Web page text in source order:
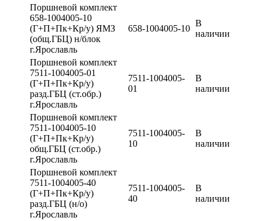
Поршневой комплект
658-1004005-10
(Г+П+Пк+Кр/у) ЯМЗ
(общ.ГБЦ) н/блок
г.Ярославль
658-1004005-10
В
наличии
Поршневой комплект
7511-1004005-01
(Г+П+Пк+Кр/у)
разд.ГБЦ (ст.обр.)
г.Ярославль
7511-1004005-
01
В
наличии
Поршневой комплект
7511-1004005-10
(Г+П+Пк+Кр/у)
общ.ГБЦ (ст.обр.)
г.Ярославль
7511-1004005-
10
В
наличии
Поршневой комплект
7511-1004005-40
(Г+П+Пк+Кр/у)
разд.ГБЦ (н/о)
г.Ярославль
7511-1004005-
40
В
наличии